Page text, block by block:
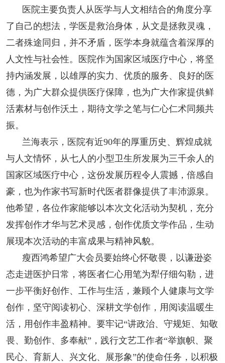
医院主要负责人从医学与人文相结合的角度分享
了自己的想法，学医是救治身体，从文是拯救灵魂，
二者殊途同归，并不矛盾，医学本身就蕴含着深厚的
人文性与社会性。医院作为国家区域医疗中心，将坚
持内涵发展，以雄厚的实力、优质的服务、良好的医
德，为广大群众提供医疗保障，也为广大作家提供鲜
活素材与创作沃土，期待文学之笔与仁心仁术同频共
振。
兰海表示，医院有近90年的厚重历史、辉煌成就
与人文情怀，从七人的小型卫生所发展为三千余人的
国家区域医疗中心，这份发展历程令人震撼，倍感自
豪，也为作家书写新时代医者群像提供了丰沛源泉。
他希望，各位作家能够以本次文化活动为契机，充分
发挥创作才华与艺术灵感，创作优质文学作品，生动
展现本次活动的丰富成果与精神风貌。
瘦西鸿希望广大会员要始终心怀敬畏，以谦逊姿
态走进医护日常，将医者仁心用笔为犁仔细勾勒，进
一步平衡好创作、工作与生活，兼顾个人健康与文学
创作，坚守阅读初心、深耕文学创作，用阅读温暖生
活，用创作丰盈精神。要牢记“讲政治、守规矩、知敬
畏、勤创作、多奉献”，践行文艺工作者“举旗帜、聚
民心、育新人、兴文化、展形象”的使命任务，以积极